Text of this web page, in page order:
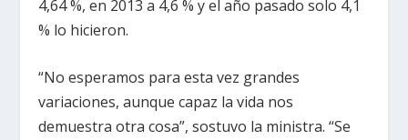
4,64 %, en 2013 a 4,6 % y el año pasado solo 4,1
% lo hicieron.
“No esperamos para esta vez grandes
variaciones, aunque capaz la vida nos
demuestra otra cosa”, sostuvo la ministra. “Se